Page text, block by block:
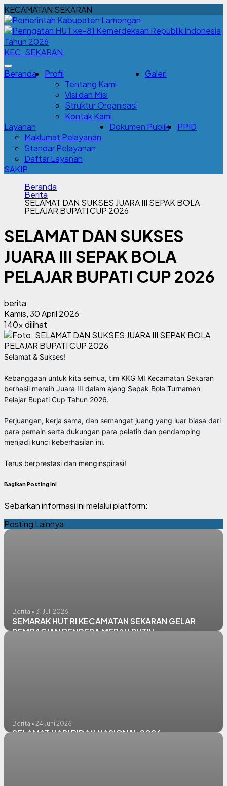
KECAMATAN SEKARAN
KEC. SEKARAN
Beranda
Profil
Tentang Kami
Visi dan Misi
Struktur Organisasi
Kontak Kami
Galeri
Layanan
Maklumat Pelayanan
Standar Pelayanan
Daftar Layanan
Dokumen Publik PPID
SAKIP
Beranda
Berita
SELAMAT DAN SUKSES JUARA III SEPAK BOLA
PELAJAR BUPATI CUP 2026
SELAMAT DAN SUKSES
JUARA III SEPAK BOLA
PELAJAR BUPATI CUP 2026
berita
Kamis, 30 April 2026
140x dilihat
Selamat & Sukses!
Kebanggaan untuk kita semua, tim KKG MI Kecamatan Sekaran
berhasil meraih Juara III dalam ajang Sepak Bola Turnamen
Pelajar Bupati Cup Tahun 2026.
Perjuangan, kerja sama, dan semangat juang yang luar biasa dari
para pemain serta dukungan para pelatih dan pendamping
menjadi kunci keberhasilan ini.
Terus berprestasi dan menginspirasi!
Bagikan Posting Ini
Sebarkan informasi ini melalui platform:
Posting Lainnya
Berita • 31 Juli 2026
SEMARAK HUT RI KECAMATAN SEKARAN GELAR
PEMBAGIAN BENDERA MERAH PUTIH
Berita • 24 Juni 2026
SELAMAT HARI BIDAN NASIONAL 2026